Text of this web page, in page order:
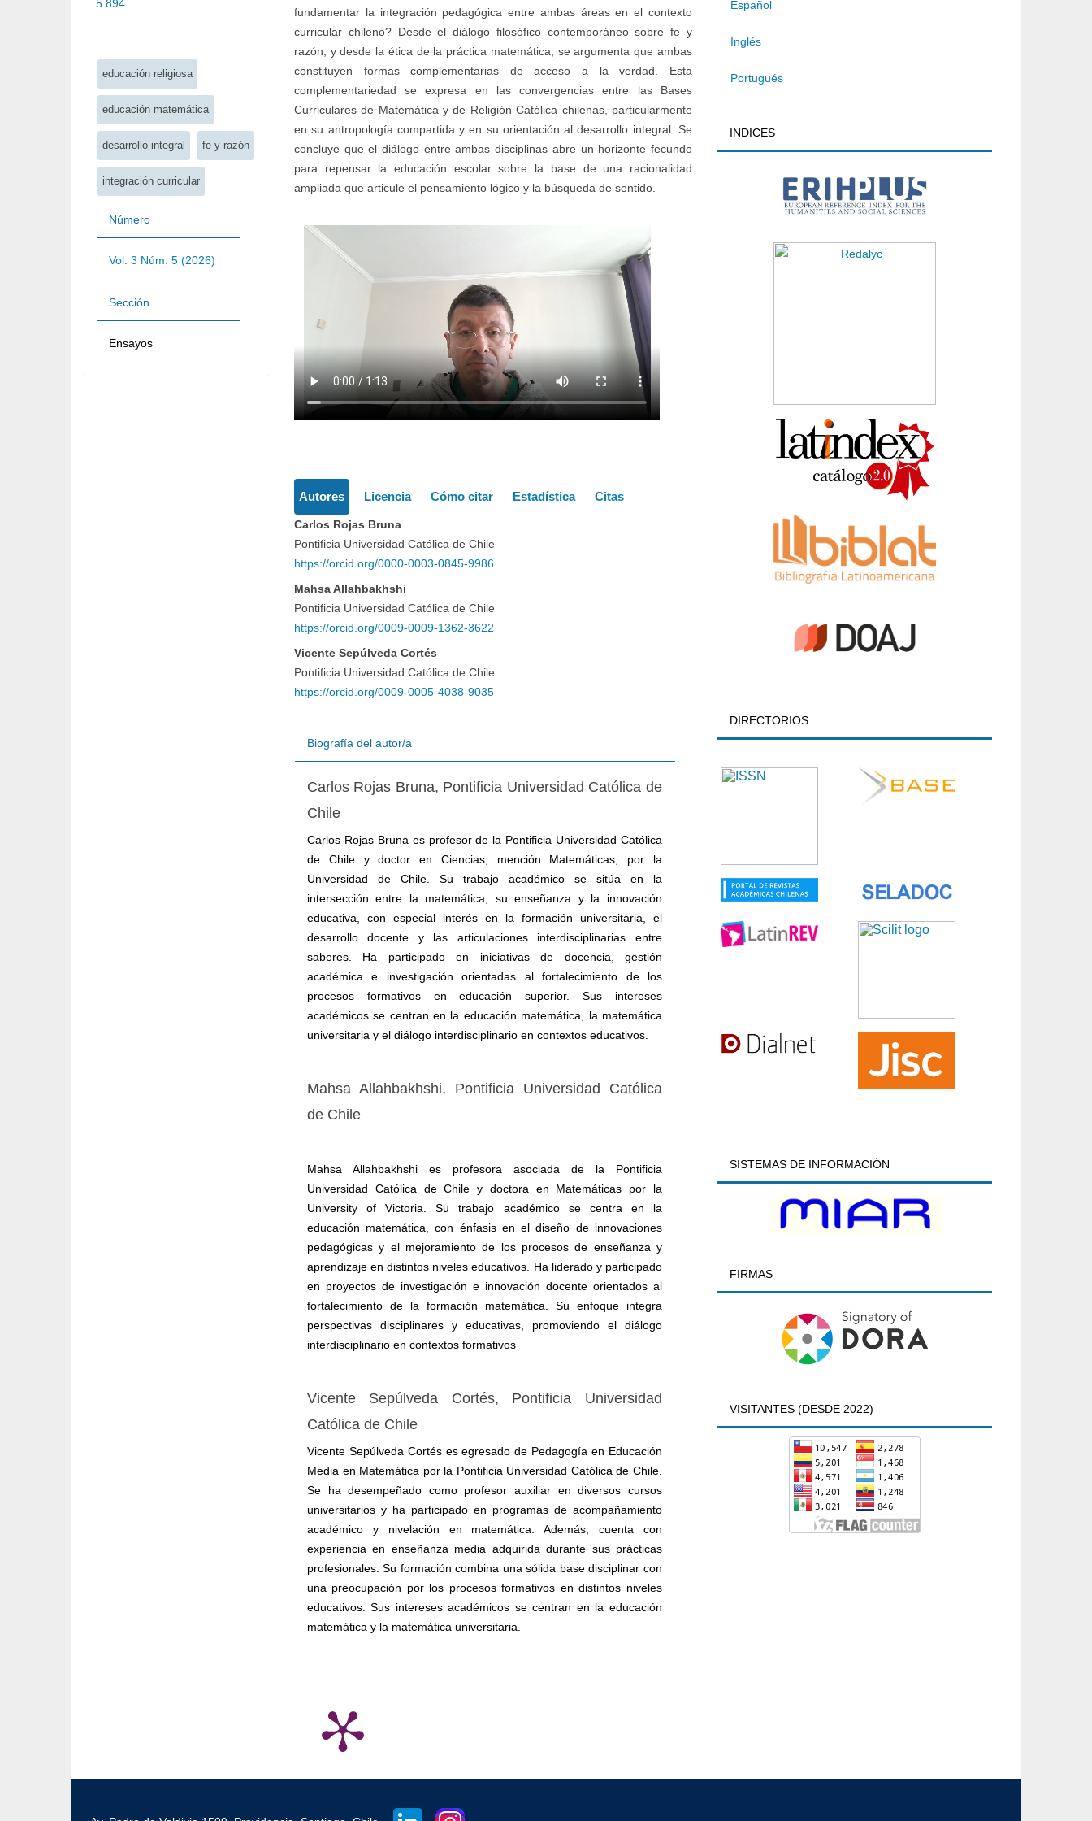
5.894
educación religiosa
educación matemática
desarrollo integral fe y razón
integración curricular
Número
Vol. 3 Núm. 5 (2026)
Sección
Ensayos
fundamentar la integración pedagógica entre ambas áreas en el contexto
curricular chileno? Desde el diálogo filosófico contemporáneo sobre fe y
razón, y desde la ética de la práctica matemática, se argumenta que ambas
constituyen formas complementarias de acceso a la verdad. Esta
complementariedad se expresa en las convergencias entre las Bases
Curriculares de Matemática y de Religión Católica chilenas, particularmente
en su antropología compartida y en su orientación al desarrollo integral. Se
concluye que el diálogo entre ambas disciplinas abre un horizonte fecundo
para repensar la educación escolar sobre la base de una racionalidad
ampliada que articule el pensamiento lógico y la búsqueda de sentido.
del
artículo
Autores Licencia Cómo citar Estadística Citas
Carlos Rojas Bruna
Pontificia Universidad Católica de Chile
https://orcid.org/0000-0003-0845-9986
Mahsa Allahbakhshi
Pontificia Universidad Católica de Chile
https://orcid.org/0009-0009-1362-3622
Vicente Sepúlveda Cortés
Pontificia Universidad Católica de Chile
https://orcid.org/0009-0005-4038-9035
Biografía del autor/a
Carlos Rojas Bruna, Pontificia Universidad Católica de
Chile
Carlos Rojas Bruna es profesor de la Pontificia Universidad Católica
de Chile y doctor en Ciencias, mención Matemáticas, por la
Universidad de Chile. Su trabajo académico se sitúa en la
intersección entre la matemática, su enseñanza y la innovación
educativa, con especial interés en la formación universitaria, el
desarrollo docente y las articulaciones interdisciplinarias entre
saberes. Ha participado en iniciativas de docencia, gestión
académica e investigación orientadas al fortalecimiento de los
procesos formativos en educación superior. Sus intereses
académicos se centran en la educación matemática, la matemática
universitaria y el diálogo interdisciplinario en contextos educativos.
Mahsa Allahbakhshi, Pontificia Universidad Católica
de Chile
Mahsa Allahbakhshi es profesora asociada de la Pontificia
Universidad Católica de Chile y doctora en Matemáticas por la
University of Victoria. Su trabajo académico se centra en la
educación matemática, con énfasis en el diseño de innovaciones
pedagógicas y el mejoramiento de los procesos de enseñanza y
aprendizaje en distintos niveles educativos. Ha liderado y participado
en proyectos de investigación e innovación docente orientados al
fortalecimiento de la formación matemática. Su enfoque integra
perspectivas disciplinares y educativas, promoviendo el diálogo
interdisciplinario en contextos formativos
Vicente Sepúlveda Cortés, Pontificia Universidad
Católica de Chile
Vicente Sepúlveda Cortés es egresado de Pedagogía en Educación
Media en Matemática por la Pontificia Universidad Católica de Chile.
Se ha desempeñado como profesor auxiliar en diversos cursos
universitarios y ha participado en programas de acompañamiento
académico y nivelación en matemática. Además, cuenta con
experiencia en enseñanza media adquirida durante sus prácticas
profesionales. Su formación combina una sólida base disciplinar con
una preocupación por los procesos formativos en distintos niveles
educativos. Sus intereses académicos se centran en la educación
matemática y la matemática universitaria.
Español
Inglés
Portugués
INDICES
DIRECTORIOS
SISTEMAS DE INFORMACIÓN
FIRMAS
VISITANTES (DESDE 2022)